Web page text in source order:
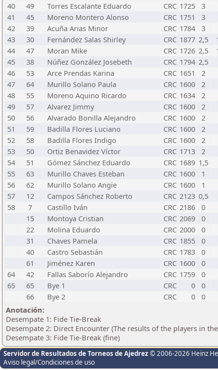
40
49 Torres Escalante Eduardo CRC 1725
3
41
45 Moreno Montero Alonso CRC 1751
3
42
39 Acuña Arias Minor CRC 1784
3
43
30 Fernández Salas Shirley CRC 1877 2,5
44
47 Moran Mike CRC 1726 2,5
45
38 Núñez González Josebeth CRC 1794 2,5
46
53 Arce Prendas Karina CRC 1651
2
47
64 Murillo Solano Paula CRC 1600
2
48
55 Moreno Aquino Ricardo CRC 1634
2
49
57 Alvarez Jimmy CRC 1600
2
50
56 Alvarado Bonilla Alejandro CRC 1600
2
51
59 Badilla Flores Luciano CRC 1600
2
52
58 Badilla Flores Indigo CRC 1600
2
53
50 Ortiz Benavidez Víctor CRC 1713
2
54
51 Gómez Sánchez Eduardo CRC 1689 1,5
55
63 Murillo Chaves Esteban CRC 1600
1
56
62 Murillo Solano Angie CRC 1600
1
57
12 Campos Sánchez Roberto CRC 2123 0,5
58
7 Castillo Iván CRC 2186
0
15
Montoya Cristian CRC 2069
0
22
Molina Eduardo CRC 2000
0
31
Chaves Pamela CRC 1855
0
40
Castro Sebastián CRC 1783
0
61
Jiménez Karen CRC 1600
0
64
42 Fallas Saborío Alejandro CRC 1759
0
65
65 Bye 1 CRC 0
0
66
Bye 2 CRC 0
0
Anotación:
Desempate 1: Fide Tie-Break
Desempate 2: Direct Encounter (The results of the players in
Desempate 3: Fide Tie-Break (fine)
Servidor de Resultados de Torneos de Ajedrez © 2006-2026 Heinz
Aviso legal/Condiciones de uso